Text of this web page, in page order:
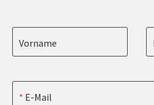
Vorname
E-Mail